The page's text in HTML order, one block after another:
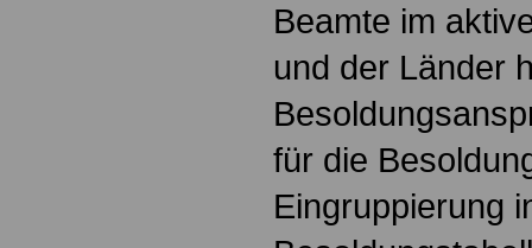
Beamte im
und der Länder
für die
Eingruppierung